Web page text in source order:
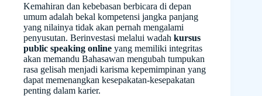
Kemahiran dan kebebasan berbicara di depan
umum adalah bekal kompetensi jangka panjang
yang nilainya tidak akan pernah mengalami
penyusutan. Berinvestasi melalui wadah kursus
public speaking online yang memiliki integritas
akan memandu Bahasawan mengubah tumpukan
rasa gelisah menjadi karisma kepemimpinan yang
dapat memenangkan kesepakatan-kesepakatan
penting dalam karier.